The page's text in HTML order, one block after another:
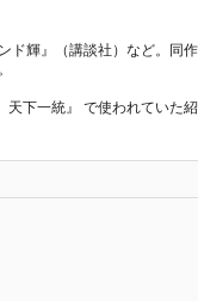
ド輝』（講談社）など。同
一統』 で使われていた紹